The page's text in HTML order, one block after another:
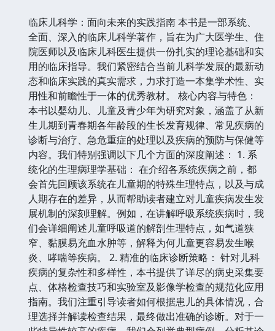
临床儿科学：面向未来的实践指南 本书是一部系统、
全面、深入的临床儿科学著作，旨在为广大医学生、住
院医师以及临床儿科医生提供一份扎实的理论基础和实
用的临床指导。我们紧密结合当前儿科学发展的最新动
态和临床实践的真实需求，力求打造一本集学术性、实
用性和前瞻性于一体的优秀教材。 核心内容与特色：
本书以婴幼儿、儿童及青少年为研究对象，涵盖了从新
生儿期到青春期各年龄段的生长发育规律、常见疾病的
诊断与治疗、急危重症的处理以及疾病的预防与保健等
内容。我们特别强调以下几个方面的深度阐述： 1. 系
统化的生理病理学基础： 在介绍各系统疾病之前，都
会首先回顾该系统在儿童期的特殊生理特点，以及与成
人期存在的差异，从而帮助读者建立对儿童疾病发生发
展机制的深刻理解。例如，在讲解呼吸系统疾病时，我
们会详细阐述儿童呼吸道的解剖生理特点，如气道狭
窄、黏膜易充血水肿等，解释为何儿童更容易发生喉
炎、哮喘等疾病。 2. 精准的临床诊断策略： 针对儿科
疾病的复杂性和多样性，本书提供了详尽的病史采集要
点、体格检查技巧和实验室及影像学检查的规范化应用
指南。我们注重引导读者如何根据患儿的具体情况，合
理选择并解读检查结果，最终做出准确的诊断。对于一